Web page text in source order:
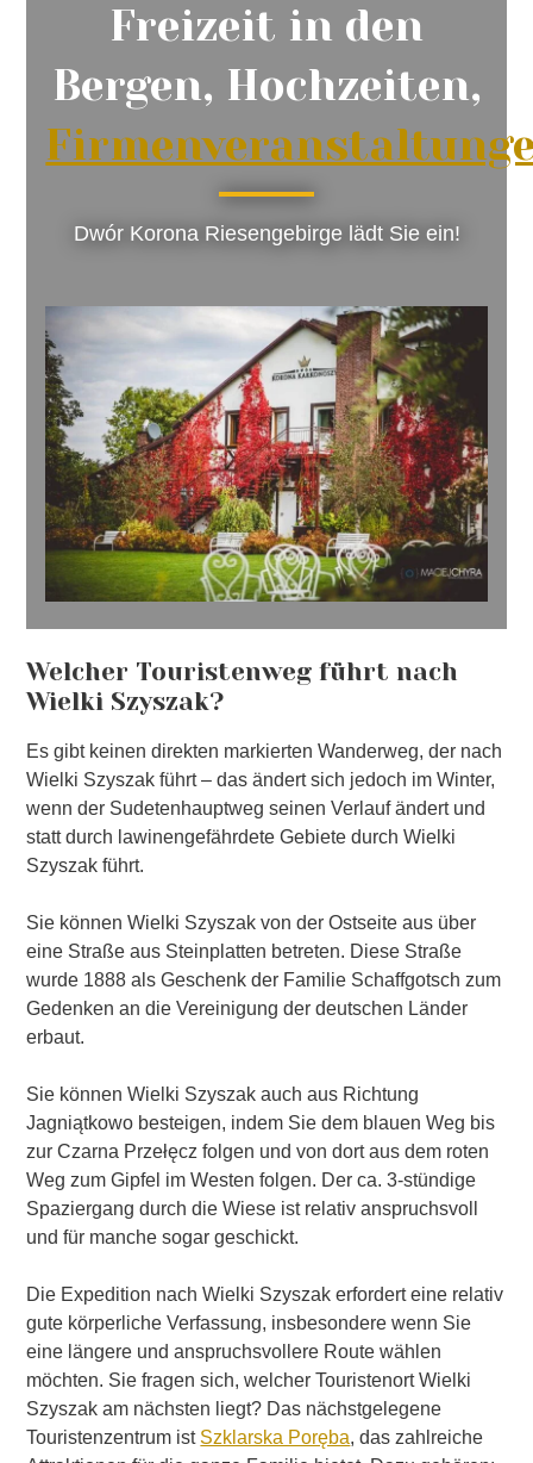
Freizeit in den
Bergen, Hochzeiten,
Dwór Korona Riesengebirge lädt Sie ein!
Welcher Touristenweg führt nach
Wielki Szyszak?
Es gibt keinen direkten markierten Wanderweg, der nach
Wielki Szyszak führt – das ändert sich jedoch im Winter,
wenn der Sudetenhauptweg seinen Verlauf ändert und
statt durch lawinengefährdete Gebiete durch Wielki
Szyszak führt.
Sie können Wielki Szyszak von der Ostseite aus über
eine Straße aus Steinplatten betreten. Diese Straße
wurde 1888 als Geschenk der Familie Schaffgotsch zum
Gedenken an die Vereinigung der deutschen Länder
erbaut.
Sie können Wielki Szyszak auch aus Richtung
Jagniątkowo besteigen, indem Sie dem blauen Weg bis
zur Czarna Przełęcz folgen und von dort aus dem roten
Weg zum Gipfel im Westen folgen. Der ca. 3-stündige
Spaziergang durch die Wiese ist relativ anspruchsvoll
und für manche sogar geschickt.
Die Expedition nach Wielki Szyszak erfordert eine relativ
gute körperliche Verfassung, insbesondere wenn Sie
eine längere und anspruchsvollere Route wählen
möchten. Sie fragen sich, welcher Touristenort Wielki
Szyszak am nächsten liegt? Das nächstgelegene
Touristenzentrum ist Szklarska Poręba, das zahlreiche